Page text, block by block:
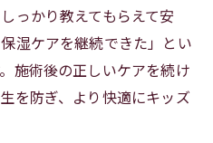
っかり教えてもらえて安
湿ケアを継続できた」とい
施術後の正しいケアを続け
を防ぎ、より快適にキッズ